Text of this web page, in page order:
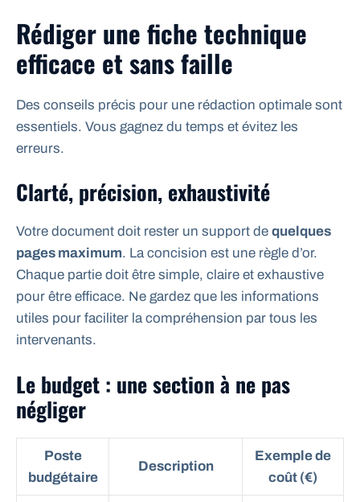
Rédiger une fiche technique
efficace et sans faille
Des conseils précis pour une rédaction optimale sont
essentiels. Vous gagnez du temps et évitez les
erreurs.
Clarté, précision, exhaustivité
Votre document doit rester un support de quelques
pages maximum. La concision est une règle d’or.
Chaque partie doit être simple, claire et exhaustive
pour être efficace. Ne gardez que les informations
utiles pour faciliter la compréhension par tous les
intervenants.
Le budget : une section à ne pas
négliger
Poste
budgétaire
Description
Exemple de
coût (€)